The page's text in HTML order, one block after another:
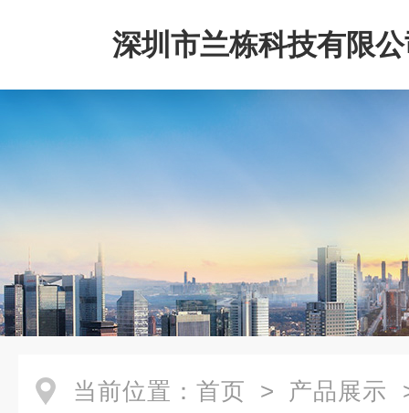
深圳市兰栋科技有限
当前位置： 首页 > 产品展示